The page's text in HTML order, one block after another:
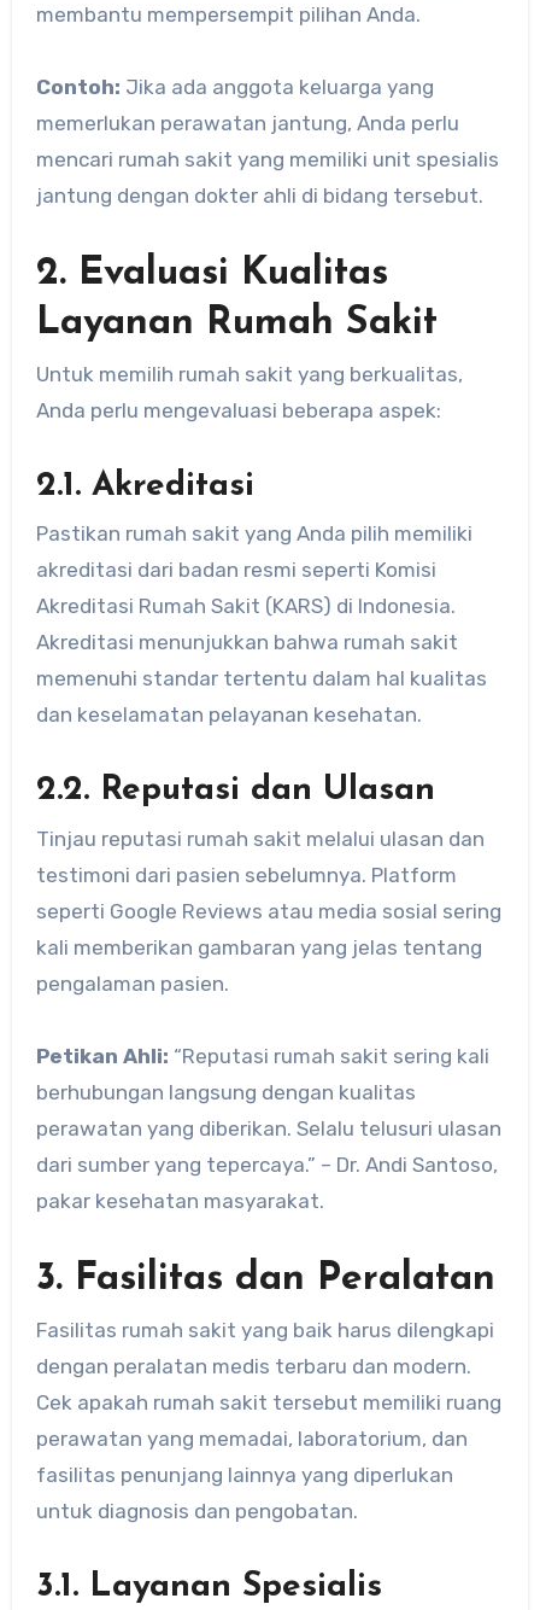
membantu mempersempit pilihan Anda.
Contoh: Jika ada anggota keluarga yang
memerlukan perawatan jantung, Anda perlu
mencari rumah sakit yang memiliki unit spesialis
jantung dengan dokter ahli di bidang tersebut.
2. Evaluasi Kualitas
Layanan Rumah Sakit
Untuk memilih rumah sakit yang berkualitas,
Anda perlu mengevaluasi beberapa aspek:
2.1. Akreditasi
Pastikan rumah sakit yang Anda pilih memiliki
akreditasi dari badan resmi seperti Komisi
Akreditasi Rumah Sakit (KARS) di Indonesia.
Akreditasi menunjukkan bahwa rumah sakit
memenuhi standar tertentu dalam hal kualitas
dan keselamatan pelayanan kesehatan.
2.2. Reputasi dan Ulasan
Tinjau reputasi rumah sakit melalui ulasan dan
testimoni dari pasien sebelumnya. Platform
seperti Google Reviews atau media sosial sering
kali memberikan gambaran yang jelas tentang
pengalaman pasien.
Petikan Ahli: “Reputasi rumah sakit sering kali
berhubungan langsung dengan kualitas
perawatan yang diberikan. Selalu telusuri ulasan
dari sumber yang tepercaya.” – Dr. Andi Santoso,
pakar kesehatan masyarakat.
3. Fasilitas dan Peralatan
Fasilitas rumah sakit yang baik harus dilengkapi
dengan peralatan medis terbaru dan modern.
Cek apakah rumah sakit tersebut memiliki ruang
perawatan yang memadai, laboratorium, dan
fasilitas penunjang lainnya yang diperlukan
untuk diagnosis dan pengobatan.
3.1. Layanan Spesialis